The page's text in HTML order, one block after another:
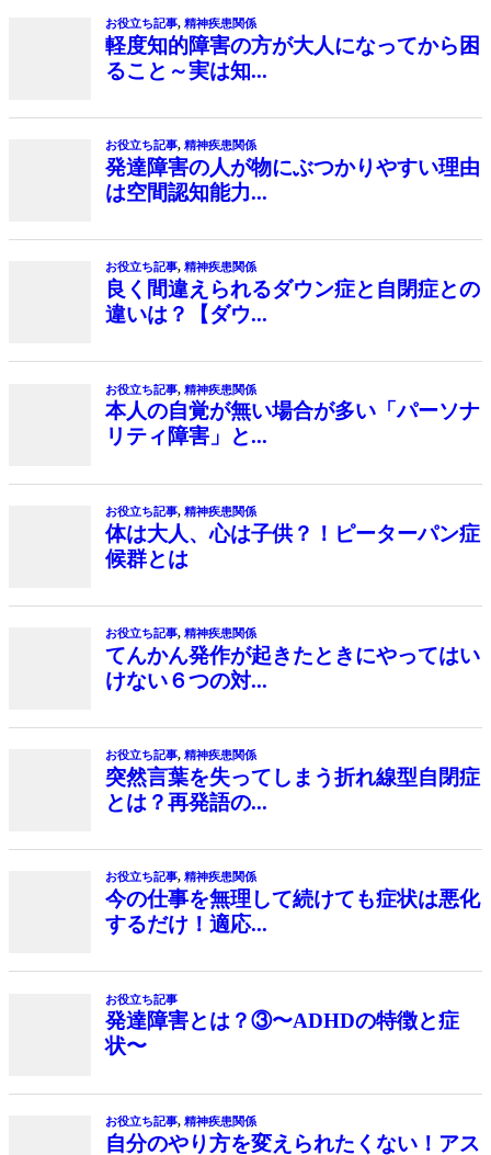
お役立ち記事, 精神疾患関係
軽度知的障害の方が大人になってから困
ること～実は知...
お役立ち記事, 精神疾患関係
発達障害の人が物にぶつかりやすい理由
は空間認知能力...
お役立ち記事, 精神疾患関係
良く間違えられるダウン症と自閉症との
違いは？【ダウ...
お役立ち記事, 精神疾患関係
本人の自覚が無い場合が多い「パーソナ
リティ障害」と...
お役立ち記事, 精神疾患関係
体は大人、心は子供？！ピーターパン症
候群とは
お役立ち記事, 精神疾患関係
てんかん発作が起きたときにやってはい
けない６つの対...
お役立ち記事, 精神疾患関係
突然言葉を失ってしまう折れ線型自閉症
とは？再発語の...
お役立ち記事, 精神疾患関係
今の仕事を無理して続けても症状は悪化
するだけ！適応...
お役立ち記事
発達障害とは？③〜ADHDの特徴と症
状〜
お役立ち記事, 精神疾患関係
自分のやり方を変えられたくない！アス